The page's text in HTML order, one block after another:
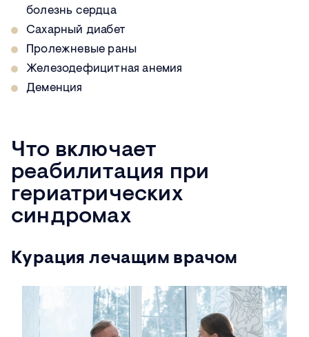
болезнь сердца
Сахарный диабет
Пролежневые раны
Железодефицитная анемия
Деменция
Что включает
реабилитация при
гериатрических
синдромах
Курация лечащим врачом